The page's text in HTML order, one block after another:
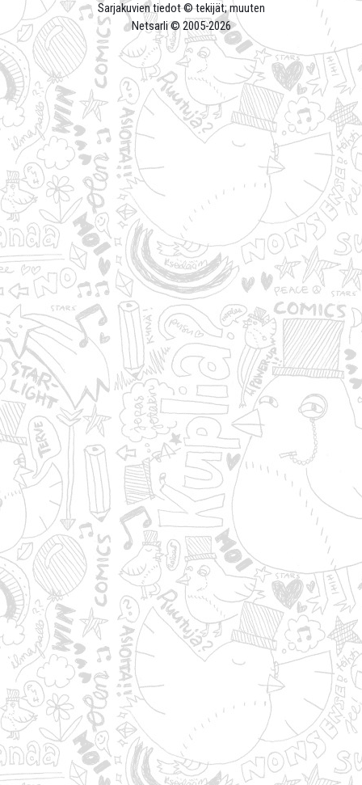
Sarjakuvien tiedot © tekijät; muuten
Netsarli © 2005-2026